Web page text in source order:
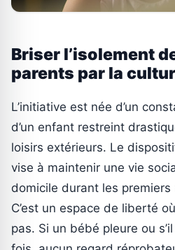
Briser l’isolement
parents par la
L’initiative est née d’un
d’un enfant restreint
loisirs extérieurs. Le
vise à maintenir une vie
domicile durant les
C’est un espace de liberté
pas. Si un bébé pleure ou